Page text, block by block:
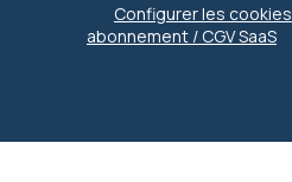
Configurer les cookies
abonnement / CGV SaaS